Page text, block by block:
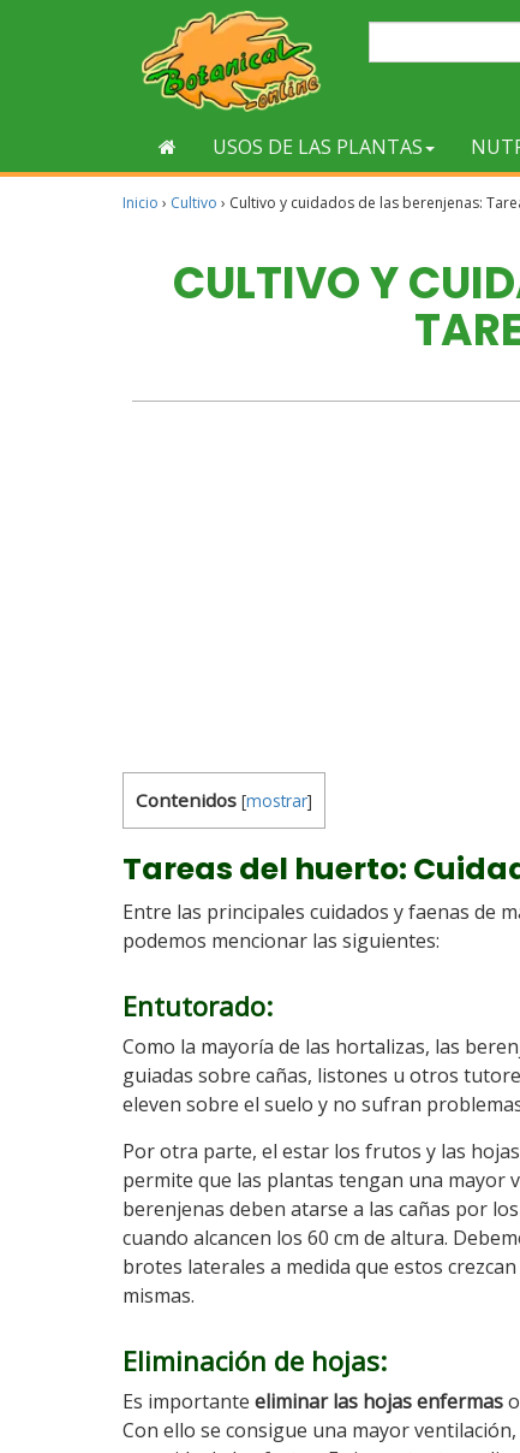
USOS DE LAS PLANTAS
Inicio › Cultivo › Cultivo y cuidados de las berenjenas:
CULTIVO Y
Contenidos [mostrar]
Tareas del huerto:
Entre las principales cuidados y faenas de
podemos mencionar las siguientes:
Entutorado:
Como la mayoría de las hortalizas, las
guiadas sobre cañas, listones u otros
eleven sobre el suelo y no sufran
Por otra parte, el estar los frutos y las
permite que las plantas tengan una mayor
berenjenas deben atarse a las cañas por
cuando alcancen los 60 cm de altura.
brotes laterales a medida que estos
mismas.
Eliminación de hojas:
Es importante eliminar las hojas enfermas
Con ello se consigue una mayor